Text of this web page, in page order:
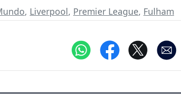
, Liverpool, Premier League, Fulham